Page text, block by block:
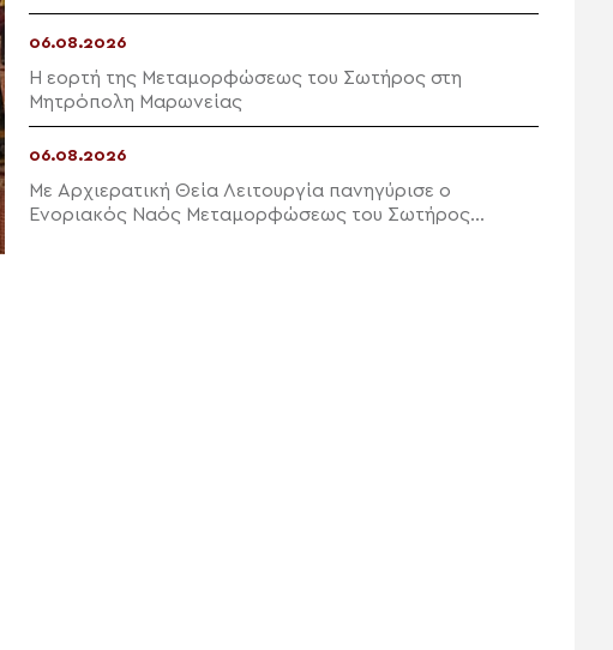
06.08.2026
Η εορτή της Μεταμορφώσεως του Σωτήρος στη
Μητρόπολη Μαρωνείας
06.08.2026
Με Αρχιερατική Θεία Λειτουργία πανηγύρισε ο
Ενοριακός Ναός Μεταμορφώσεως του Σωτήρος